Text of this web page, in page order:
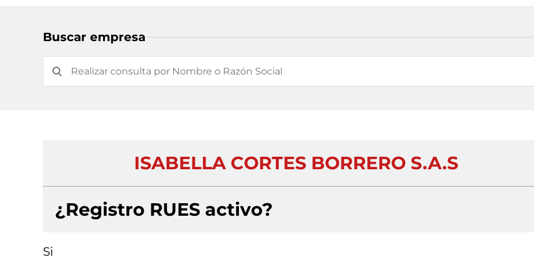
Buscar empresa
ISABELLA CORTES BORRERO S.A.S
¿Registro RUES activo?
Si